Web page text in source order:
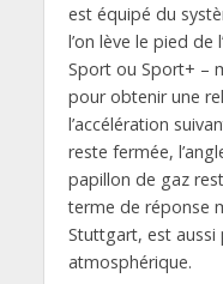
est équipé du
l’on lève le pied de
Sport ou Sport+ –
pour obtenir une
l’accélération
reste fermée,
papillon de gaz
terme de réponse
Stuttgart, est aussi
atmosphérique.